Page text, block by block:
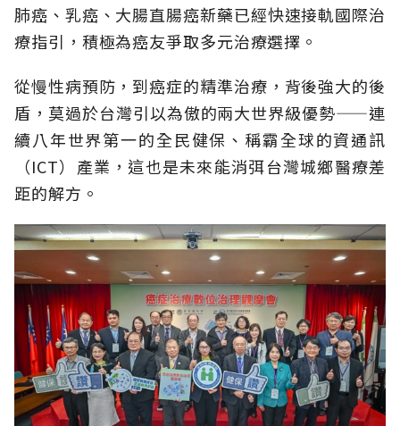
肺癌、乳癌、大腸直腸癌新藥已經快速接軌國際治
療指引，積極為癌友爭取多元治療選擇。
從慢性病預防，到癌症的精準治療，背後強大的後
盾，莫過於台灣引以為傲的兩大世界級優勢——連
續八年世界第一的全民健保、稱霸全球的資通訊
（ICT）產業，這也是未來能消弭台灣城鄉醫療差
距的解方。